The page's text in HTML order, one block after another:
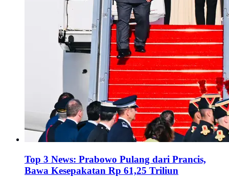
Top 3 News: Prabowo Pulang dari Prancis,
Bawa Kesepakatan Rp 61,25 Triliun